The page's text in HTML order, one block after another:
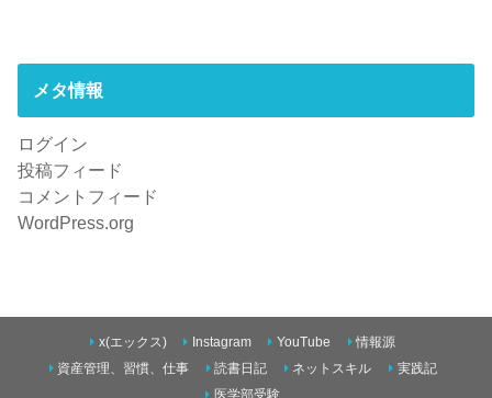
メタ情報
ログイン
投稿フィード
コメントフィード
WordPress.org
x(エックス) Instagram YouTube
情報源
資産管理、習慣、仕事
読書日記 ネットスキル
実践記
医学部受験